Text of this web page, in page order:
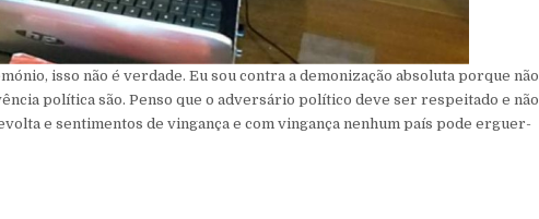
isso não é verdade. Eu sou contra a demonização absoluta porque não
política são. Penso que o adversário político deve ser respeitado e não
e sentimentos de vingança e com vingança nenhum país pode erguer-